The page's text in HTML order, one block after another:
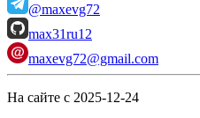
@maxevg72
max31ru12
maxevg72@gmail.com
На сайте с 2025-12-24